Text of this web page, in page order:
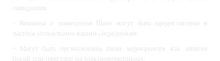
ожиданиям.
- Комнаты и помещения Шато могут быть предоставлены в
частное пользование вашим сотрудникам.
- Могут быть организованы такие мероприятия, как занятия
йогой или прогулки на электровелосипедах.